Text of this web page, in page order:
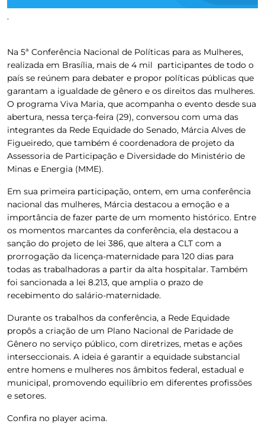
.
Na 5ª Conferência Nacional de Políticas para as Mulheres,
realizada em Brasília, mais de 4 mil participantes de todo o
país se reúnem para debater e propor políticas públicas que
garantam a igualdade de gênero e os direitos das mulheres.
O programa Viva Maria, que acompanha o evento desde sua
abertura, nessa terça-feira (29), conversou com uma das
integrantes da Rede Equidade do Senado, Márcia Alves de
Figueiredo, que também é coordenadora de projeto da
Assessoria de Participação e Diversidade do Ministério de
Minas e Energia (MME).
Em sua primeira participação, ontem, em uma conferência
nacional das mulheres, Márcia destacou a emoção e a
importância de fazer parte de um momento histórico. Entre
os momentos marcantes da conferência, ela destacou a
sanção do projeto de lei 386, que altera a CLT com a
prorrogação da licença-maternidade para 120 dias para
todas as trabalhadoras a partir da alta hospitalar. Também
foi sancionada a lei 8.213, que amplia o prazo de
recebimento do salário-maternidade.
Durante os trabalhos da conferência, a Rede Equidade
propôs a criação de um Plano Nacional de Paridade de
Gênero no serviço público, com diretrizes, metas e ações
interseccionais. A ideia é garantir a equidade substancial
entre homens e mulheres nos âmbitos federal, estadual e
municipal, promovendo equilíbrio em diferentes profissões
e setores.
Confira no player acima.